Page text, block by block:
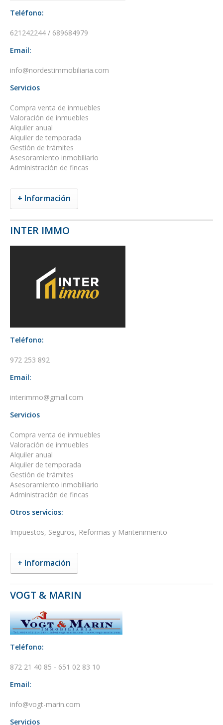
Teléfono:
621242244 / 689684979
Email:
info@nordestimmobiliaria.com
Servicios
Compra venta de inmuebles
Valoración de inmuebles
Alquiler anual
Alquiler de temporada
Gestión de trámites
Asesoramiento inmobiliario
Administración de fincas
+ Información
INTER IMMO
Teléfono:
972 253 892
Email:
interimmo@gmail.com
Servicios
Compra venta de inmuebles
Valoración de inmuebles
Alquiler anual
Alquiler de temporada
Gestión de trámites
Asesoramiento inmobiliario
Administración de fincas
Otros servicios:
Impuestos, Seguros, Reformas y Mantenimiento
+ Información
VOGT & MARIN
Teléfono:
872 21 40 85 - 651 02 83 10
Email:
info@vogt-marin.com
Servicios